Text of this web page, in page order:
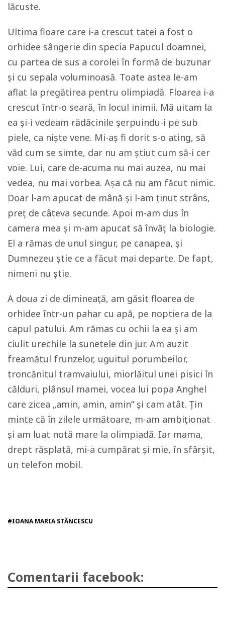
lăcuste.
Ultima floare care i-a crescut tatei a fost o
orhidee sângerie din specia Papucul doamnei,
cu partea de sus a corolei în formă de buzunar
și cu sepala voluminoasă. Toate astea le-am
aflat la pregătirea pentru olimpiadă. Floarea i-a
crescut într-o seară, în locul inimii. Mă uitam la
ea și-i vedeam rădăcinile șerpuindu-i pe sub
piele, ca niște vene. Mi-aș fi dorit s-o ating, să
văd cum se simte, dar nu am știut cum să-i cer
voie. Lui, care de-acuma nu mai auzea, nu mai
vedea, nu mai vorbea. Așa că nu am făcut nimic.
Doar l-am apucat de mână și l-am ținut strâns,
preț de câteva secunde. Apoi m-am dus în
camera mea și m-am apucat să învăț la biologie.
El a rămas de unul singur, pe canapea, și
Dumnezeu știe ce a făcut mai departe. De fapt,
nimeni nu știe.
A doua zi de dimineață, am găsit floarea de
orhidee într-un pahar cu apă, pe noptiera de la
capul patului. Am rămas cu ochii la ea și am
ciulit urechile la sunetele din jur. Am auzit
freamătul frunzelor, uguitul porumbeilor,
troncănitul tramvaiului, miorlăitul unei pisici în
călduri, plânsul mamei, vocea lui popa Anghel
care zicea „amin, amin, amin” și cam atât. Țin
minte că în zilele următoare, m-am ambiționat
și am luat notă mare la olimpiadă. Iar mama,
drept răsplată, mi-a cumpărat și mie, în sfârșit,
un telefon mobil.
#IOANA MARIA STĂNCESCU
Comentarii facebook: